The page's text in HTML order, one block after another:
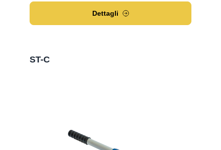
Dettagli
ST-C